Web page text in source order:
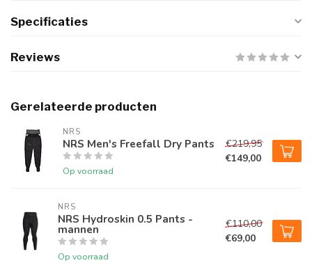
Specificaties
Reviews
Gerelateerde producten
NRS
NRS Men's Freefall Dry Pants
Op voorraad
€219,95
€149,00
NRS
NRS Hydroskin 0.5 Pants -
mannen
Op voorraad
€110,00
€69,00